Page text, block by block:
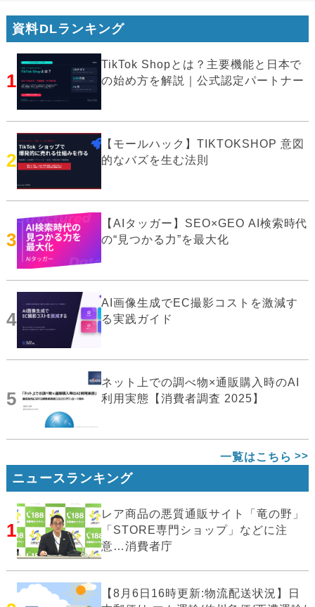
資料DLランキング
1
TikTok Shopとは？主要機能と日本で
の始め方を解説｜公式認定パートナー
2
【モールハック】TIKTOKSHOP 意図
的なバズを生む法則
3
【AIタッガー】SEO×GEO AI検索時代
の“見つかる力”を最大化
4
AI画像生成でEC撮影コストを激減す
る実践ガイド
5
ネット上での調べ物×通販購入時のAI
利用実態【消費者調査 2025】
一覧はこちら
ニュースランキング
1
レア商品の悪質通販サイト「竜の野」
「STORE専門ショップ」などに注
意…消費者庁
【8月6日16時更新:物流配送状況】日